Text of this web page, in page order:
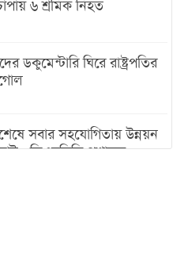
৬ শ্রমিক নিহত
ডকুমেন্টারি ঘিরে রাষ্ট্রপতির
সবার সহযোগিতায় উন্নয়ন
: ডিএনসিসি প্রশাসক